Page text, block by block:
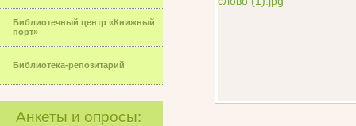
Библиотечный центр «Книжный
порт»
Библиотека-репозитарий
Анкеты и опросы: